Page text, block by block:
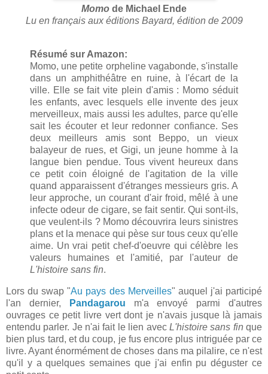
Momo de Michael Ende
Lu en français aux éditions Bayard, édition de 2009
Résumé sur Amazon:
Momo, une petite orpheline vagabonde, s'installe
dans un amphithéâtre en ruine, à l'écart de la
ville. Elle se fait vite plein d'amis : Momo séduit
les enfants, avec lesquels elle invente des jeux
merveilleux, mais aussi les adultes, parce qu'elle
sait les écouter et leur redonner confiance. Ses
deux meilleurs amis sont Beppo, un vieux
balayeur de rues, et Gigi, un jeune homme à la
langue bien pendue. Tous vivent heureux dans
ce petit coin éloigné de l'agitation de la ville
quand apparaissent d'étranges messieurs gris. A
leur approche, un courant d'air froid, mêlé à une
infecte odeur de cigare, se fait sentir. Qui sont-ils,
que veulent-ils ? Momo découvrira leurs sinistres
plans et la menace qui pèse sur tous ceux qu'elle
aime. Un vrai petit chef-d'oeuvre qui célèbre les
valeurs humaines et l'amitié, par l'auteur de
L'histoire sans fin.
Lors du swap "Au pays des Merveilles" auquel j'ai participé
l'an dernier,
Pandagarou m'a envoyé parmi d'autres
ouvrages ce petit livre vert dont je n'avais jusque là jamais
entendu parler. Je n'ai fait le lien avec L'histoire sans fin que
bien plus tard, et du coup, je fus encore plus intriguée par ce
livre. Ayant énormément de choses dans ma pilalire, ce n'est
qu'il y a quelques semaines que j'ai enfin pu déguster ce